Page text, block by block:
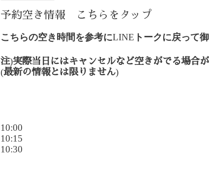
予約空き情報 こちらをタップ
こちらの空き時間を参考にLINE トークに戻って
注)実際当日にはキャンセルなど空きがでる場合
(最新の情報とは限りません)
10:00
10:15
10:30